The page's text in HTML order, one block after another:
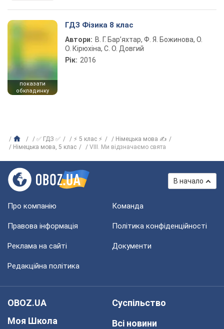
показати
обкладинку
ГДЗ Фізика 8 клас
Автори: В. Г. Бар’яхтар, Ф. Я. Божинова, О.
О. Кірюхіна, С. О. Довгий
Рік: 2016
✅ ГДЗ ✅ ⚡ 5 клас ⚡
Німецька мова ✍
Німецька мова, 5 клас
VIII. Ми відзначаємо свята
В начало
Про компанію Команда
Правова інформація Політика конфіденційності
Реклама на сайті Документи
Редакційна політика
OBOZ.UA
Моя Школа
Суспільство
Всі новини